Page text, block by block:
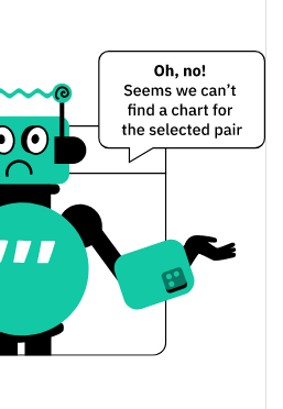
$0,00025165994 /
$0,0002517597
$29,713432
$0,00023021738 /